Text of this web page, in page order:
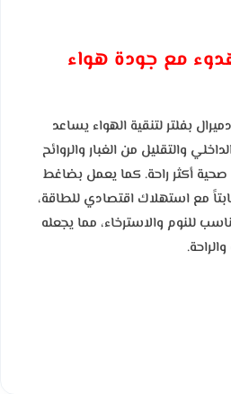
مع جودة هواء
بفلتر لتنقية الهواء يساعد
والتقليل من الغبار والروائح
صحية أكثر راحة. كما يعمل بضاغط
مع استهلاك اقتصادي للطاقة،
للنوم والاسترخاء، مما يجعله